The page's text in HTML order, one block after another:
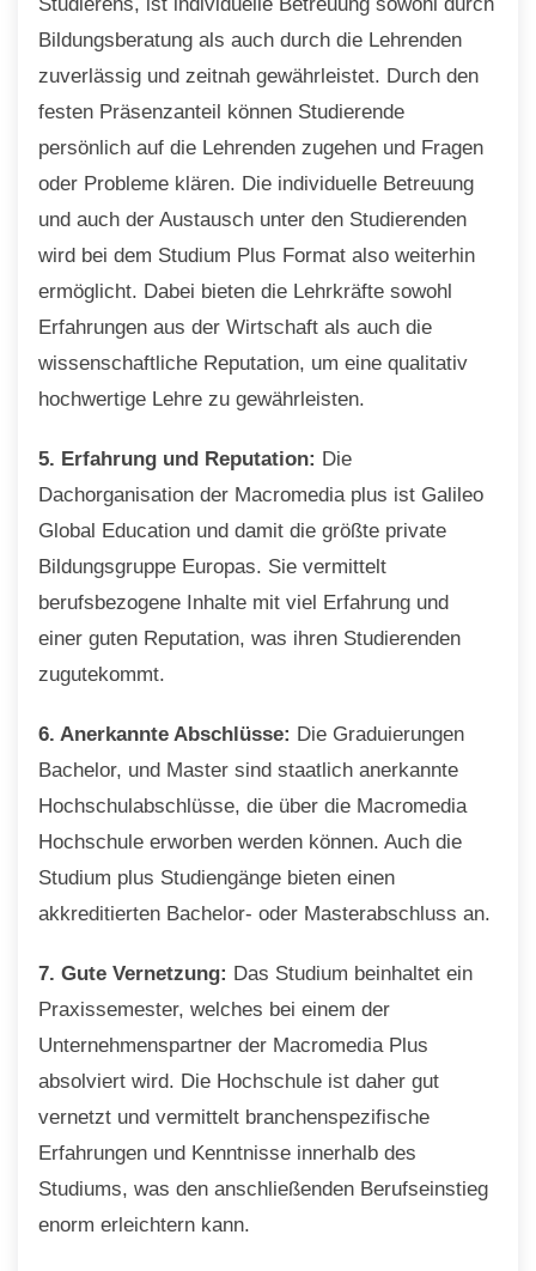
Bildungsberatung als auch durch die Lehrenden
zuverlässig und zeitnah gewährleistet. Durch den
festen Präsenzanteil können Studierende
persönlich auf die Lehrenden zugehen und Fragen
oder Probleme klären. Die individuelle Betreuung
und auch der Austausch unter den Studierenden
wird bei dem Studium Plus Format also weiterhin
ermöglicht. Dabei bieten die Lehrkräfte sowohl
Erfahrungen aus der Wirtschaft als auch die
wissenschaftliche Reputation, um eine qualitativ
hochwertige Lehre zu gewährleisten.
5. Erfahrung und Reputation: Die
Dachorganisation der Macromedia plus ist Galileo
Global Education und damit die größte private
Bildungsgruppe Europas. Sie vermittelt
berufsbezogene Inhalte mit viel Erfahrung und
einer guten Reputation, was ihren Studierenden
zugutekommt.
6. Anerkannte Abschlüsse: Die Graduierungen
Bachelor, und Master sind staatlich anerkannte
Hochschulabschlüsse, die über die Macromedia
Hochschule erworben werden können. Auch die
Studium plus Studiengänge bieten einen
akkreditierten Bachelor- oder Masterabschluss an.
7. Gute Vernetzung: Das Studium beinhaltet ein
Praxissemester, welches bei einem der
Unternehmenspartner der Macromedia Plus
absolviert wird. Die Hochschule ist daher gut
vernetzt und vermittelt branchenspezifische
Erfahrungen und Kenntnisse innerhalb des
Studiums, was den anschließenden Berufseinstieg
enorm erleichtern kann.